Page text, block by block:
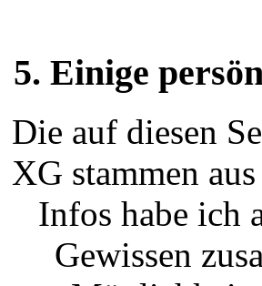
5. Einige
Die auf diesen
XG stammen
Infos habe ich
Gewissen